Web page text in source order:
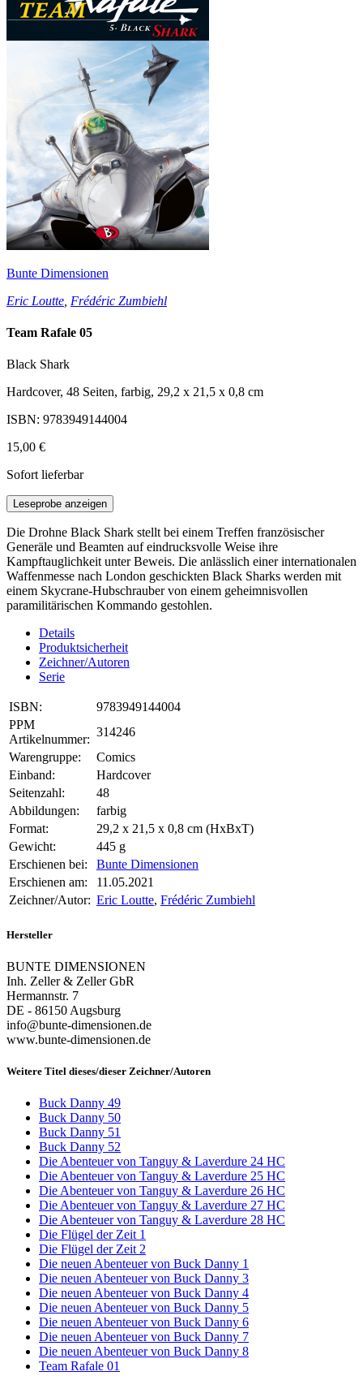
Bunte Dimensionen
Eric Loutte Frédéric Zumbiehl
Team Rafale 05
Black Shark
Hardcover, 48 Seiten, farbig, 29,2 x 21,5 x 0,8 cm
ISBN: 9783949144004
15,00 €
Sofort lieferbar
Leseprobe anzeigen
Die Drohne Black Shark stellt bei einem Treffen französischer
Generäle und Beamten auf eindrucksvolle Weise ihre
Kampftauglichkeit unter Beweis. Die anlässlich einer internationalen
Waffenmesse nach London geschickten Black Sharks werden mit
einem Skycrane-Hubschrauber von einem geheimnisvollen
paramilitärischen Kommando gestohlen.
Details
Produktsicherheit
Zeichner/Autoren
Serie
ISBN:
9783949144004
PPM
Artikelnummer:
314246
Warengruppe:
Comics
Einband:
Hardcover
Seitenzahl:
48
Abbildungen:
farbig
Format:
29,2 x 21,5 x 0,8 cm (HxBxT)
Gewicht:
445 g
Erschienen bei:
Bunte Dimensionen
Erschienen am:
11.05.2021
Zeichner/Autor: Eric Loutte, Frédéric Zumbiehl
Hersteller
BUNTE DIMENSIONEN
Inh. Zeller & Zeller GbR
Hermannstr. 7
DE - 86150 Augsburg
info@bunte-dimensionen.de
www.bunte-dimensionen.de
Weitere Titel dieses/dieser Zeichner/Autoren
Buck Danny 49
Buck Danny 50
Buck Danny 51
Buck Danny 52
Die Abenteuer von Tanguy & Laverdure 24 HC
Die Abenteuer von Tanguy & Laverdure 25 HC
Die Abenteuer von Tanguy & Laverdure 26 HC
Die Abenteuer von Tanguy & Laverdure 27 HC
Die Abenteuer von Tanguy & Laverdure 28 HC
Die Flügel der Zeit 1
Die Flügel der Zeit 2
Die neuen Abenteuer von Buck Danny 1
Die neuen Abenteuer von Buck Danny 3
Die neuen Abenteuer von Buck Danny 4
Die neuen Abenteuer von Buck Danny 5
Die neuen Abenteuer von Buck Danny 6
Die neuen Abenteuer von Buck Danny 7
Die neuen Abenteuer von Buck Danny 8
Team Rafale 01